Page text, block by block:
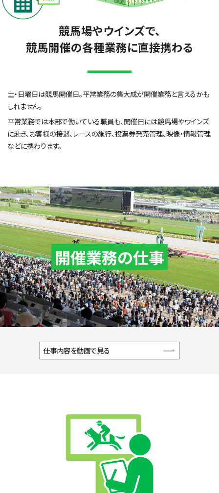
競馬場やウインズで、
競馬開催の各種業務に直接携わる
土・日曜日は競馬開催日。平常業務の集大成が開催業務と言えるかも
しれません。
平常業務では本部で働いている職員も、開催日には競馬場やウインズ
に赴き、お客様の接遇、レースの施行、投票券発売管理、映像・情報管理
などに携わります。
開催業務の仕事
仕事内容を動画で見る